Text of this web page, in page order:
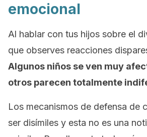
emocional
Al hablar con tus hijos sobre el
que observes reacciones
Algunos niños se ven muy
otros parecen totalmente
Los mecanismos de defensa de
ser disímiles y esta no es una